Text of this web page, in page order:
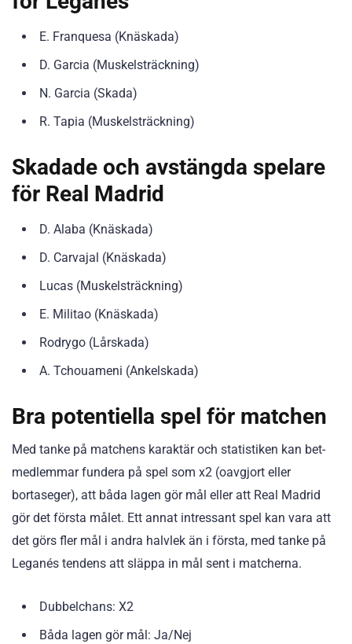
E. Franquesa (Knäskada)
D. Garcia (Muskelsträckning)
N. Garcia (Skada)
R. Tapia (Muskelsträckning)
Skadade och avstängda spelare
för Real Madrid
D. Alaba (Knäskada)
D. Carvajal (Knäskada)
Lucas (Muskelsträckning)
E. Militao (Knäskada)
Rodrygo (Lårskada)
A. Tchouameni (Ankelskada)
Bra potentiella spel för matchen
Med tanke på matchens karaktär och statistiken kan bet-
medlemmar fundera på spel som x2 (oavgjort eller
bortaseger), att båda lagen gör mål eller att Real Madrid
gör det första målet. Ett annat intressant spel kan vara att
det görs fler mål i andra halvlek än i första, med tanke på
Leganés tendens att släppa in mål sent i matcherna.
Dubbelchans: X2
Båda lagen gör mål: Ja/Nej